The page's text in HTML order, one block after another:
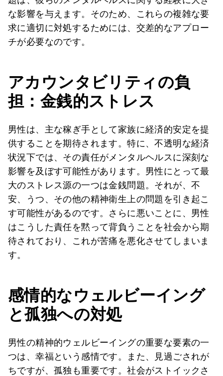
な影響を与えます。そのため、これらの複雑な要
求に適切に対処するためには、交差的なアプロー
チが必要なのです。
アカウンタビリティの負
担：金銭的ストレス
男性は、主な稼ぎ手として家族に経済的安定を提
供することを期待されます。特に、不透明な経済
状況下では、その責任がメンタルヘルスに深刻な
影響を及ぼす可能性があります。男性にとって最
大のストレス源の一つは金銭問題。それが、不
安、うつ、その他の精神衛生上の問題を引き起こ
す可能性があるのです。さらに悪いことに、男性
はこうした責任を黙って背負うことを社会から期
待されており、これが苦痛を悪化させてしまいま
す。
感情的なウェルビーイング
と孤独への対処
男性の精神的ウェルビーイングの重要な要素の一
つは、幸福という感情です。また、見過ごされが
ちですが、孤独も重要です。社会がストイックさ